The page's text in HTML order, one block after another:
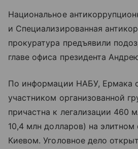
Национальное
и Специализированная
прокуратура предъявили
главе офиса президента
По информации НАБУ, Ермака
участником организованной
причастна к легализации 460
10,4 млн долларов) на элитном
Киевом. Уголовное дело